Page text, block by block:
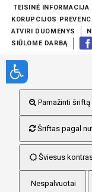
TEISINĖ INFORMACIJA
KORUPCIJOS
ATVIRI DUOMENYS
SIŪLOME DARBĄ
Pamažinti šriftą
Šriftas pagal
Šviesus
Nespalvuotai